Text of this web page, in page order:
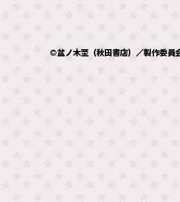
©盆ノ木至（秋田書店）／製作委員